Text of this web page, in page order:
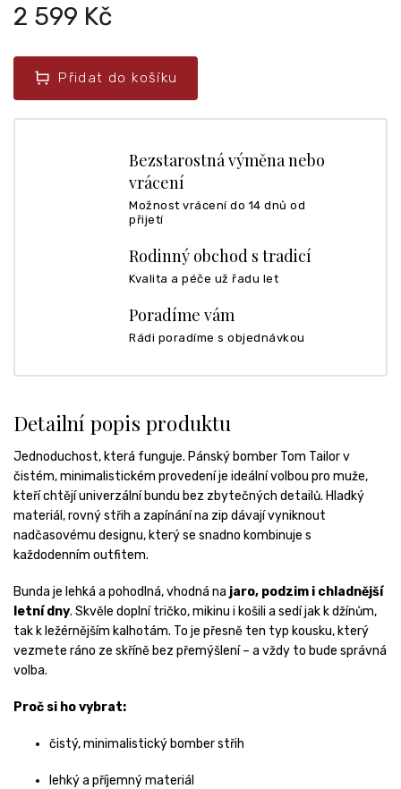
2 599 Kč
Přidat do košíku
Bezstarostná výměna nebo
vrácení
Možnost vrácení do 14 dnů od
přijetí
Rodinný obchod s tradicí
Kvalita a péče už řadu let
Poradíme vám
Rádi poradíme s objednávkou
Detailní popis produktu
Jednoduchost, která funguje. Pánský bomber Tom Tailor v
čistém, minimalistickém provedení je ideální volbou pro muže,
kteří chtějí univerzální bundu bez zbytečných detailů. Hladký
materiál, rovný střih a zapínání na zip dávají vyniknout
nadčasovému designu, který se snadno kombinuje s
každodenním outfitem.
Bunda je lehká a pohodlná, vhodná na jaro, podzim i chladnější
letní dny. Skvěle doplní tričko, mikinu i košili a sedí jak k džínům,
tak k ležérnějším kalhotám. To je přesně ten typ kousku, který
vezmete ráno ze skříně bez přemýšlení – a vždy to bude správná
volba.
Proč si ho vybrat:
čistý, minimalistický bomber střih
lehký a příjemný materiál